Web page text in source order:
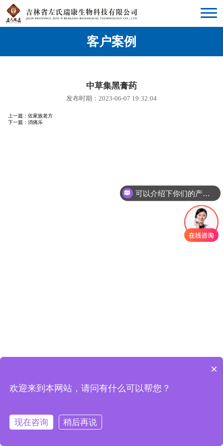
客户案例
中草集黑膏药
发布时期：2023-06-07 19:32:04
上一篇：佐家族老方
下一篇：消痛乐
版权所有：吉林省左氏瑞康生物科技有限公司
可以介绍下你们的产品么
×
欢迎来到本网站，请问有什么可以帮您？
现在咨询
稍后再说
在线咨询